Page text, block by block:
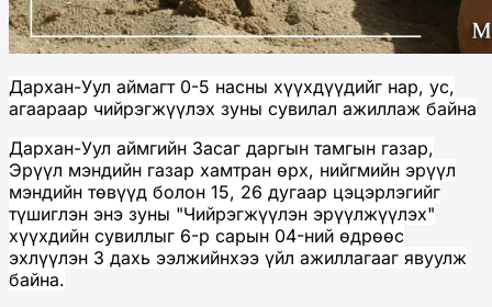
Дархан-Уул аймагт 0-5 насны хүүхдүүдийг нар, ус,
агаараар чийрэгжүүлэх зуны сувилал ажиллаж байна
Дархан-Уул аймгийн Засаг даргын тамгын газар,
Эрүүл мэндийн газар хамтран өрх, нийгмийн эрүүл
мэндийн төвүүд болон 15, 26 дугаар цэцэрлэгийг
түшиглэн энэ зуны "Чийрэгжүүлэн эрүүлжүүлэх"
хүүхдийн сувиллыг 6-р сарын 04-ний өдрөөс
эхлүүлэн 3 дахь ээлжийнхээ үйл ажиллагааг явуулж
байна.